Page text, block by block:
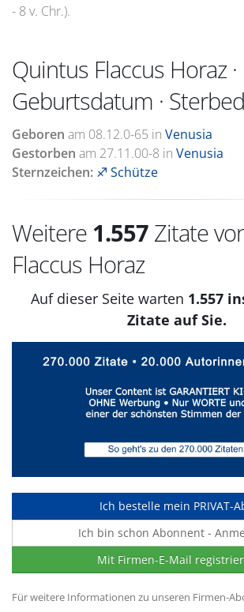
- 8 v. Chr.).
Quintus Flaccus Horaz ·
Geburtsdatum ·
Geboren am 08.12.0-65 in Venusia
Gestorben am 27.11.00-8 in Venusia
Sternzeichen: ♐ Schütze
Weitere 1.557 Zitate
Flaccus Horaz
Auf dieser Seite warten 1.557
Zitate auf Sie.
Ich bestelle mein PRIVAT-
Ich bin schon Abonnent -
Mit Firmen-E-Mail
Für weitere Informationen zu unseren Firmen-